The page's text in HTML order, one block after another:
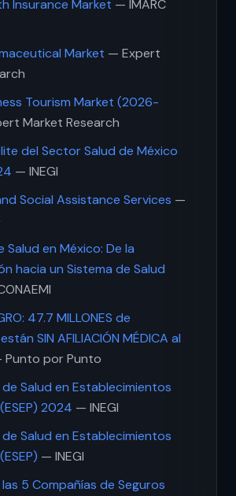
Insurance Market — IMARC
Market — Expert
Tourism Market (2026-
Market Research
del Sector Salud de México
— INEGI
Social Assistance Services —
Salud en México: De la
hacia un Sistema de Salud
47.7 MILLONES de
SIN AFILIACIÓN MÉDICA al
Punto por Punto
Salud en Establecimientos
2024 — INEGI
Salud en Establecimientos
— INEGI
5 Compañías de Seguros